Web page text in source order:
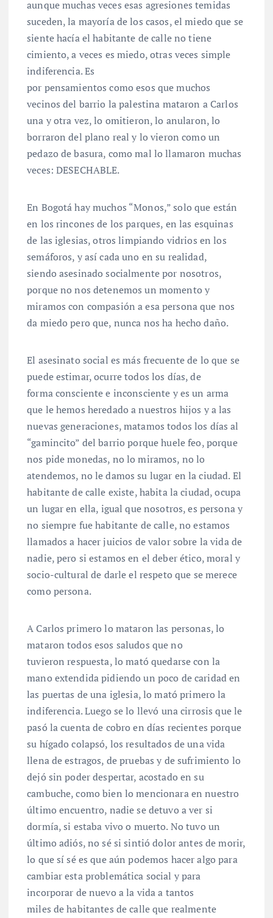
aunque muchas veces esas agresiones temidas
suceden, la mayoría de los casos, el miedo que se
siente hacía el habitante de calle no tiene
cimiento, a veces es miedo, otras veces simple
indiferencia. Es
por pensamientos como esos que muchos
vecinos del barrio la palestina mataron a Carlos
una y otra vez, lo omitieron, lo anularon, lo
borraron del plano real y lo vieron como un
pedazo de basura, como mal lo llamaron muchas
veces: DESECHABLE.
En Bogotá hay muchos “Monos,” solo que están
en los rincones de los parques, en las esquinas
de las iglesias, otros limpiando vidrios en los
semáforos, y así cada uno en su realidad,
siendo asesinado socialmente por nosotros,
porque no nos detenemos un momento y
miramos con compasión a esa persona que nos
da miedo pero que, nunca nos ha hecho daño.
El asesinato social es más frecuente de lo que se
puede estimar, ocurre todos los días, de
forma consciente e inconsciente y es un arma
que le hemos heredado a nuestros hijos y a las
nuevas generaciones, matamos todos los días al
“gamincito” del barrio porque huele feo, porque
nos pide monedas, no lo miramos, no lo
atendemos, no le damos su lugar en la ciudad. El
habitante de calle existe, habita la ciudad, ocupa
un lugar en ella, igual que nosotros, es persona y
no siempre fue habitante de calle, no estamos
llamados a hacer juicios de valor sobre la vida de
nadie, pero si estamos en el deber ético, moral y
socio-cultural de darle el respeto que se merece
como persona.
A Carlos primero lo mataron las personas, lo
mataron todos esos saludos que no
tuvieron respuesta, lo mató quedarse con la
mano extendida pidiendo un poco de caridad en
las puertas de una iglesia, lo mató primero la
indiferencia. Luego se lo llevó una cirrosis que le
pasó la cuenta de cobro en días recientes porque
su hígado colapsó, los resultados de una vida
llena de estragos, de pruebas y de sufrimiento lo
dejó sin poder despertar, acostado en su
cambuche, como bien lo mencionara en nuestro
último encuentro, nadie se detuvo a ver si
dormía, si estaba vivo o muerto. No tuvo un
último adiós, no sé si sintió dolor antes de morir,
lo que sí sé es que aún podemos hacer algo para
cambiar esta problemática social y para
incorporar de nuevo a la vida a tantos
miles de habitantes de calle que realmente